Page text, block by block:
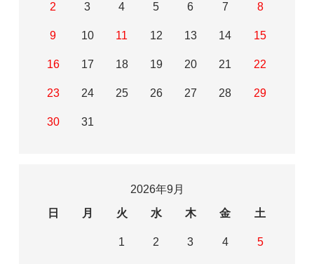
2 3 4 5 6 7 8
9 10 11 12 13 14 15
16 17 18 19 20 21 22
23 24 25 26 27 28 29
30 31
2026年9月
日
月 火 水 木 金 土
1 2 3 4 5